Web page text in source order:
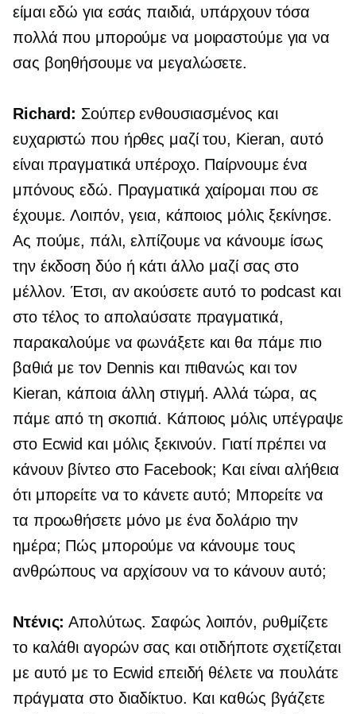
είμαι εδώ για εσάς παιδιά, υπάρχουν τόσα
πολλά που μπορούμε να μοιραστούμε για να
σας βοηθήσουμε να μεγαλώσετε.
Richard: Σούπερ ενθουσιασμένος και
ευχαριστώ που ήρθες μαζί του, Kieran, αυτό
είναι πραγματικά υπέροχο. Παίρνουμε ένα
μπόνους εδώ. Πραγματικά χαίρομαι που σε
έχουμε. Λοιπόν, γεια, κάποιος μόλις ξεκίνησε.
Ας πούμε, πάλι, ελπίζουμε να κάνουμε ίσως
την έκδοση δύο ή κάτι άλλο μαζί σας στο
μέλλον. Έτσι, αν ακούσετε αυτό το podcast και
στο τέλος το απολαύσατε πραγματικά,
παρακαλούμε να φωνάξετε και θα πάμε πιο
βαθιά με τον Dennis και πιθανώς και τον
Kieran, κάποια άλλη στιγμή. Αλλά τώρα, ας
πάμε από τη σκοπιά. Κάποιος μόλις υπέγραψε
στο Ecwid και μόλις ξεκινούν. Γιατί πρέπει να
κάνουν βίντεο στο Facebook; Και είναι αλήθεια
ότι μπορείτε να το κάνετε αυτό; Μπορείτε να
τα προωθήσετε μόνο με ένα δολάριο την
ημέρα; Πώς μπορούμε να κάνουμε τους
ανθρώπους να αρχίσουν να το κάνουν αυτό;
Ντένις: Απολύτως. Σαφώς λοιπόν, ρυθμίζετε
το καλάθι αγορών σας και οτιδήποτε σχετίζεται
με αυτό με το Ecwid επειδή θέλετε να πουλάτε
πράγματα στο διαδίκτυο. Και καθώς βγάζετε